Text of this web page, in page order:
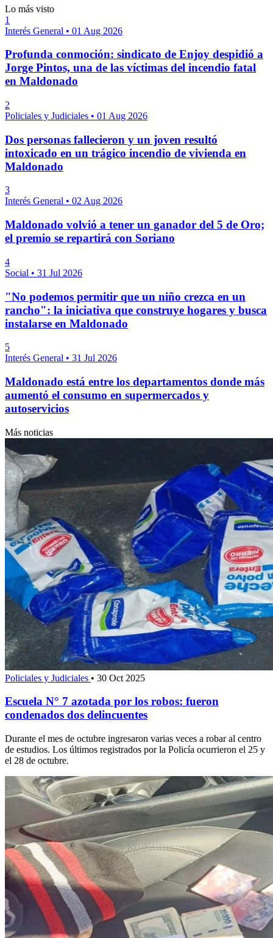
Lo más visto
1
Interés General • 01 Aug 2026
Profunda conmoción: sindicato de Enjoy despidió a
Jorge Pintos, una de las víctimas del incendio fatal
en Maldonado
2
Policiales y Judiciales • 01 Aug 2026
Dos personas fallecieron y un joven resultó
intoxicado en un trágico incendio de vivienda en
Maldonado
3
Interés General • 02 Aug 2026
Maldonado volvió a tener un ganador del 5 de Oro;
el premio se repartirá con Soriano
4
Social • 31 Jul 2026
"No podemos permitir que un niño crezca en un
rancho": la iniciativa que construye hogares y busca
instalarse en Maldonado
5
Interés General • 31 Jul 2026
Maldonado está entre los departamentos donde más
aumentó el consumo en supermercados y
autoservicios
Más noticias
Policiales y Judiciales • 30 Oct 2025
Escuela N° 7 azotada por los robos: fueron
condenados dos delincuentes
Durante el mes de octubre ingresaron varias veces a robar al centro
de estudios. Los últimos registrados por la Policía ocurrieron el 25 y
el 28 de octubre.